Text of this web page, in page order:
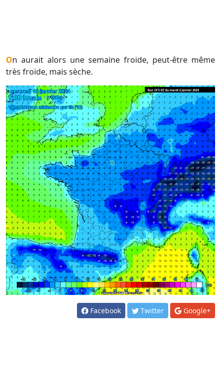
On aurait alors une semaine froide, peut-être même
très froide, mais sèche.
Facebook Twitter Google+